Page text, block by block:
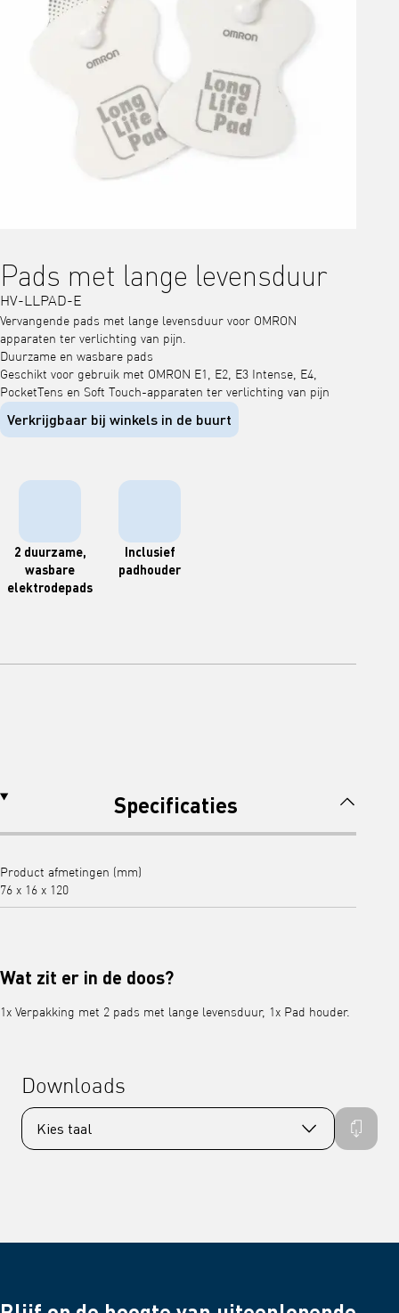
Pads met lange levensduur
HV-LLPAD-E
Vervangende pads met lange levensduur voor OMRON
apparaten ter verlichting van pijn.
Duurzame en wasbare pads
Geschikt voor gebruik met OMRON E1, E2, E3 Intense, E4,
PocketTens en Soft Touch-apparaten ter verlichting van pijn
Verkrijgbaar bij winkels in de buurt
2 duurzame,
wasbare
elektrodepads
Inclusief
padhouder
Specificaties
Product afmetingen (mm)
76 x 16 x 120
Wat zit er in de doos?
1x Verpakking met 2 pads met lange levensduur, 1x Pad houder.
Downloads